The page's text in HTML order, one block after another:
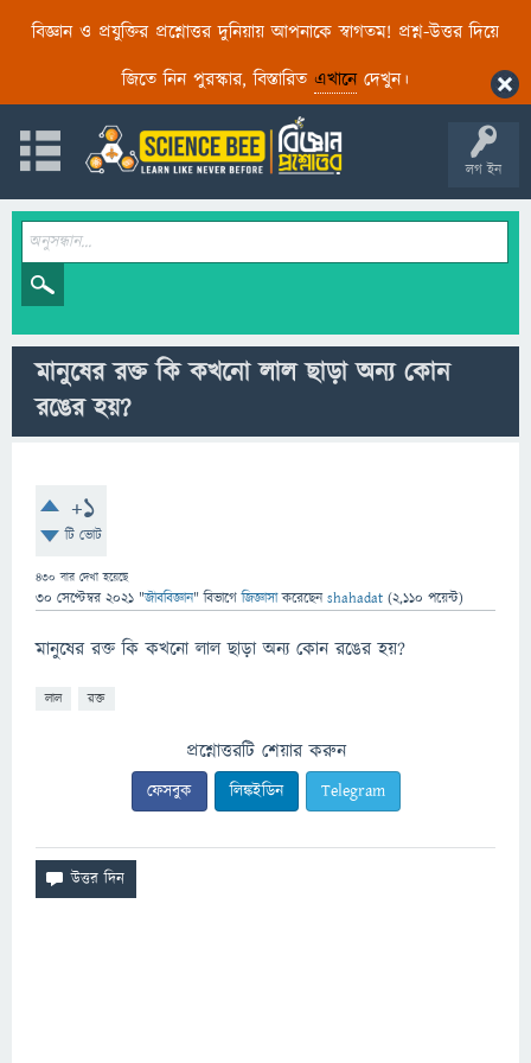
বিজ্ঞান ও প্রযুক্তির প্রশ্নোত্তর দুনিয়ায় আপনাকে স্বাগতম! প্রশ্ন-উত্তর দিয়ে
জিতে নিন পুরস্কার, বিস্তারিত এখানেদেখুন।
লগ ইন
মানুষের রক্ত ​​কি কখনো লাল ছাড়া অন্য কোন
রঙের হয়?
+1
টি ভোট
430 বার দেখা হয়েছে
30 সেপ্টেম্বর 2021 "জীববিজ্ঞান" বিভাগে জিজ্ঞাসাকরেছেনshahadat (2,110 পয়েন্ট)
মানুষের রক্ত ​​কি কখনো লাল ছাড়া অন্য কোন রঙের হয়?
লাল রক্ত
প্রশ্নোত্তরটি শেয়ার করুন
ফেসবুক লিঙ্কইডিন Telegram